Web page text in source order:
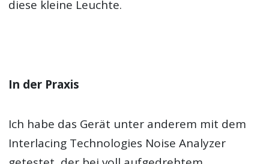
diese kleine Leuchte.
In der Praxis
Ich habe das Gerät unter anderem mit dem
Interlacing Technologies Noise Analyzer